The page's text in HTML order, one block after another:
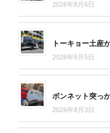
2026年8月6日
トーキョー土産
2026年8月5日
ボンネット突っ
2026年8月3日